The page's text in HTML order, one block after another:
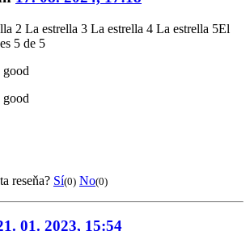
2 La estrella 3 La estrella 4 La estrella 5El
5 de 5
reseňa? Sí(0) No(0)
01. 2023, 15:54